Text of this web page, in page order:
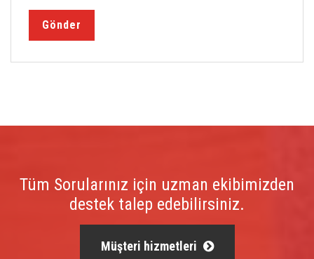
Gönder
Tüm Sorularınız için uzman ekibimizden
destek talep edebilirsiniz.
Müşteri hizmetleri